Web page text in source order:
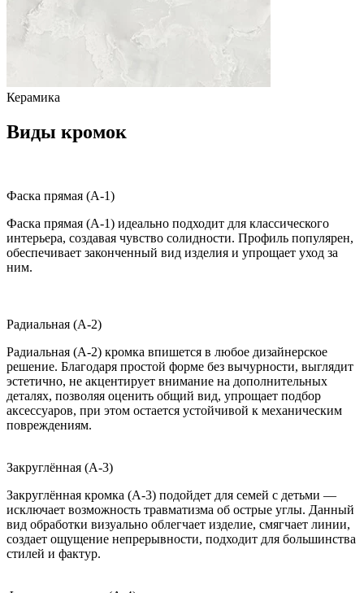
Керамика
Виды кромок
Фаска прямая (A-1)
Фаска прямая (A-1) идеально подходит для классического
интерьера, создавая чувство солидности. Профиль популярен,
обеспечивает законченный вид изделия и упрощает уход за
ним.
Радиальная (A-2)
Радиальная (A-2) кромка впишется в любое дизайнерское
решение. Благодаря простой форме без вычурности, выглядит
эстетично, не акцентирует внимание на дополнительных
деталях, позволяя оценить общий вид, упрощает подбор
аксессуаров, при этом остается устойчивой к механическим
повреждениям.
Закруглённая (A-3)
Закруглённая кромка (A-3) подойдет для семей с детьми —
исключает возможность травматизма об острые углы. Данный
вид обработки визуально облегчает изделие, смягчает линии,
создает ощущение непрерывности, подходит для большинства
стилей и фактур.